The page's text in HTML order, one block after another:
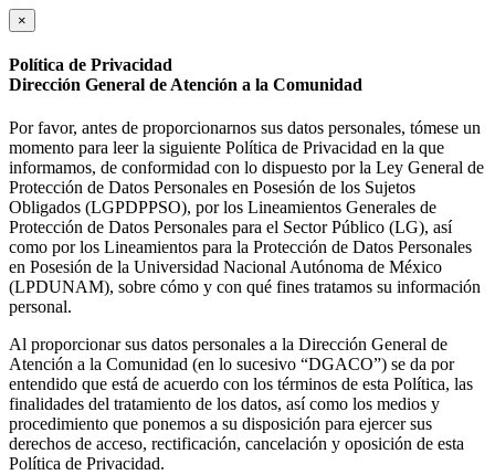
×
Política de Privacidad
Dirección General de Atención a la Comunidad
Por favor, antes de proporcionarnos sus datos personales, tómese un
momento para leer la siguiente Política de Privacidad en la que
informamos, de conformidad con lo dispuesto por la Ley General de
Protección de Datos Personales en Posesión de los Sujetos
Obligados (LGPDPPSO), por los Lineamientos Generales de
Protección de Datos Personales para el Sector Público (LG), así
como por los Lineamientos para la Protección de Datos Personales
en Posesión de la Universidad Nacional Autónoma de México
(LPDUNAM), sobre cómo y con qué fines tratamos su información
personal.
Al proporcionar sus datos personales a la Dirección General de
Atención a la Comunidad (en lo sucesivo “DGACO”) se da por
entendido que está de acuerdo con los términos de esta Política, las
finalidades del tratamiento de los datos, así como los medios y
procedimiento que ponemos a su disposición para ejercer sus
derechos de acceso, rectificación, cancelación y oposición de esta
Política de Privacidad.